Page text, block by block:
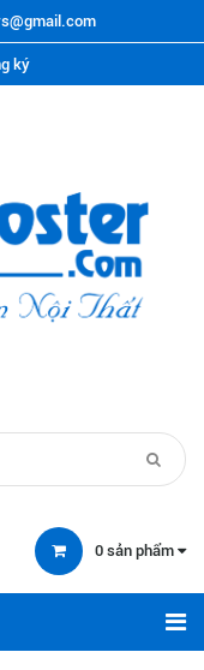
ký
0 sản phẩm